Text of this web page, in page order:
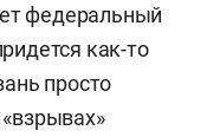
федеральный
как-то
просто